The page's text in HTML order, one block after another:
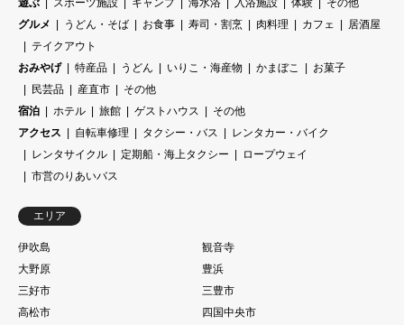
遊ぶ
スポーツ施設 キャンプ 海水浴 入浴施設 体験
その他
グルメ
うどん・そば お食事 寿司・割烹 肉料理 カフェ
居酒屋
テイクアウト
おみやげ
特産品 うどん いりこ・海産物 かまぼこ
お菓子
民芸品
産直市
その他
宿泊
ホテル 旅館 ゲストハウス
その他
アクセス
自転車修理 タクシー・バス
レンタカー・バイク
レンタサイクル
定期船・海上タクシー
ロープウェイ
市営のりあいバス
エリア
伊吹島
観音寺
大野原
豊浜
三好市
三豊市
高松市
四国中央市